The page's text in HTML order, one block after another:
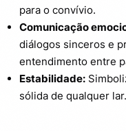
para o convívio.
Comunicação
diálogos sinceros e
entendimento entre
Estabilidade:
sólida de qualquer lar.